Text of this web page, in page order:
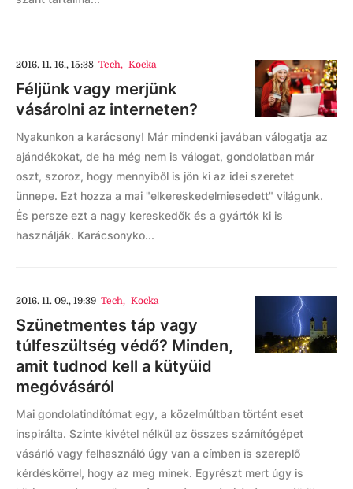
2016. 11. 16., 15:38 Tech, Kocka
Féljünk vagy merjünk
vásárolni az interneten?
Nyakunkon a karácsony! Már mindenki javában válogatja az
ajándékokat, de ha még nem is válogat, gondolatban már
oszt, szoroz, hogy mennyiből is jön ki az idei szeretet
ünnepe. Ezt hozza a mai "elkereskedelmiesedett" világunk.
És persze ezt a nagy kereskedők és a gyártók ki is
használják. Karácsonyko...
2016. 11. 09., 19:39 Tech, Kocka
Szünetmentes táp vagy
túlfeszültség védő? Minden,
amit tudnod kell a kütyüid
megóvásáról
Mai gondolatindítómat egy, a közelmúltban történt eset
inspirálta. Szinte kivétel nélkül az összes számítógépet
vásárló vagy felhasználó úgy van a címben is szereplő
kérdéskörrel, hogy az meg minek. Egyrészt mert úgy is